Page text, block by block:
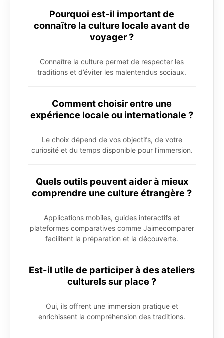
Pourquoi est-il important de
connaître la culture locale avant de
voyager ?
Connaître la culture permet de respecter les
traditions et d’éviter les malentendus sociaux.
Comment choisir entre une
expérience locale ou internationale ?
Le choix dépend de vos objectifs, de votre
curiosité et du temps disponible pour l’immersion.
Quels outils peuvent aider à mieux
comprendre une culture étrangère ?
Applications mobiles, guides interactifs et
plateformes comparatives comme Jaimecomparer
facilitent la préparation et la découverte.
Est-il utile de participer à des ateliers
culturels sur place ?
Oui, ils offrent une immersion pratique et
enrichissent la compréhension des traditions.